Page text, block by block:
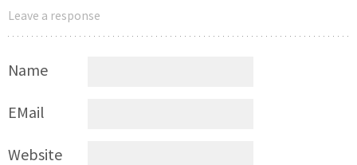
Leave a response
Name
EMail
Website